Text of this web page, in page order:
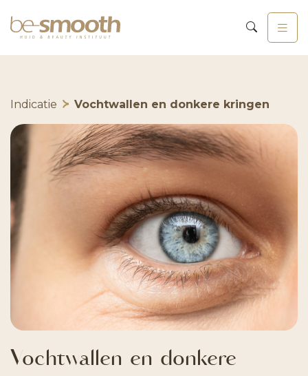
Indicatie Vochtwallen en donkere kringen
Vochtwallen en donkere